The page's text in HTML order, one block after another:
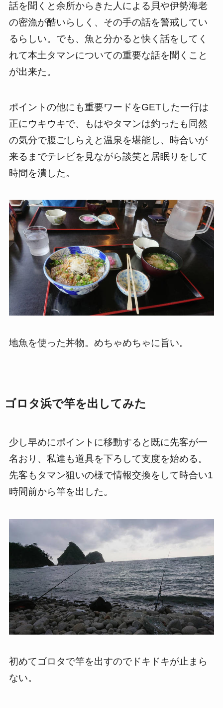
話を聞くと余所からきた人による貝や伊勢海老
の密漁が酷いらしく、その手の話を警戒してい
るらしい。でも、魚と分かると快く話をしてく
れて本土タマンについての重要な話を聞くこと
が出来た。
ポイントの他にも重要ワードをGETした一行は
正にウキウキで、もはやタマンは釣ったも同然
の気分で腹ごしらえと温泉を堪能し、時合いが
来るまでテレビを見ながら談笑と居眠りをして
時間を潰した。
地魚を使った丼物。めちゃめちゃに旨い。
ゴロタ浜で竿を出してみた
少し早めにポイントに移動すると既に先客が一
名おり、私達も道具を下ろして支度を始める。
先客もタマン狙いの様で情報交換をして時合い1
時間前から竿を出した。
初めてゴロタで竿を出すのでドキドキが止まら
ない。